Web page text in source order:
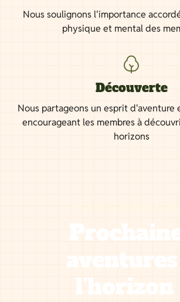
Nous soulignons l'importance
physique et mental des
Découverte
Nous partageons un esprit d'aventure
encourageant les membres à
horizons
l'horizon